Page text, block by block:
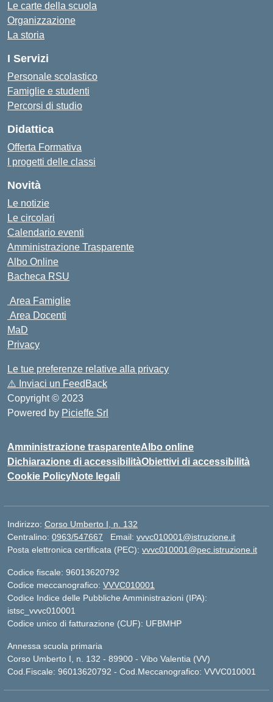
Le carte della scuola
Organizzazione
La storia
I Servizi
Personale scolastico
Famiglie e studenti
Percorsi di studio
Didattica
Offerta Formativa
I progetti delle classi
Novità
Le notizie
Le circolari
Calendario eventi
Amministrazione Trasparente
Albo Online
Bacheca RSU
Area Famiglie
Area Docenti
MaD
Privacy
Le tue preferenze relative alla privacy
⚠️ Inviaci un FeedBack
Copyright © 2023
Powered by Picieffe Srl
Amministrazione trasparenteAlbo online
Dichiarazione di accessibilitàObiettivi di accessibilità
Cookie PolicyNote legali
Indirizzo: Corso Umberto I, n. 132
Centralino: 0963/547667 Email: vvvc010001@istruzione.it
Posta elettronica certificata (PEC): vvvc010001@pec.istruzione.it
Codice fiscale: 96013620792
Codice meccanografico: VVVC010001
Codice Indice delle Pubbliche Amministrazioni (IPA):
istsc_vvvc010001
Codice unico di fatturazione (CUF): UFBMHP
Annessa scuola primaria
Corso Umberto I, n. 132 - 89900 - Vibo Valentia (VV)
Cod.Fiscale: 96013620792 - Cod.Meccanografico: VVVC010001